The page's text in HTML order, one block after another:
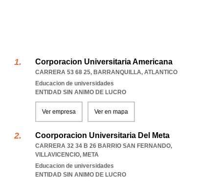
Corporacion Universitaria Americana
CARRERA 53 68 25, BARRANQUILLA, ATLANTICO
Educacion de universidades
ENTIDAD SIN ANIMO DE LUCRO
Ver empresa Ver en mapa
Coorporacion Universitaria Del Meta
CARRERA 32 34 B 26 BARRIO SAN FERNANDO,
VILLAVICENCIO, META
Educacion de universidades
ENTIDAD SIN ANIMO DE LUCRO